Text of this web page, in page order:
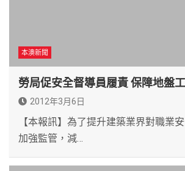
本澳新聞
勞局促安全督導員履責 保障地盤
2012年3月6日
【本報訊】為了提升建築業界對職業
加強監管，減…